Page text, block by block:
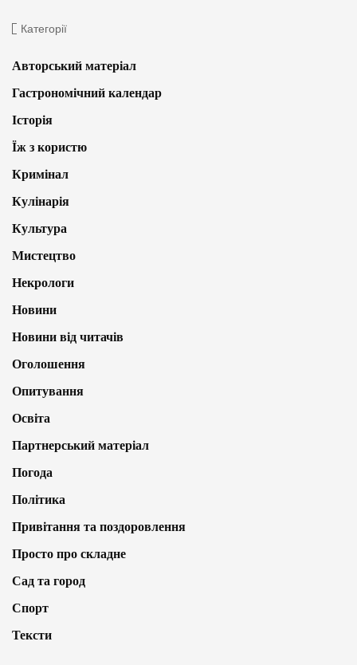
Категорії
Авторський матеріал
Гастрономічний календар
Історія
Їж з користю
Кримінал
Кулінарія
Культура
Мистецтво
Некрологи
Новини
Новини від читачів
Оголошення
Опитування
Освіта
Партнерський матеріал
Погода
Політика
Привітання та поздоровлення
Просто про складне
Сад та город
Спорт
Тексти